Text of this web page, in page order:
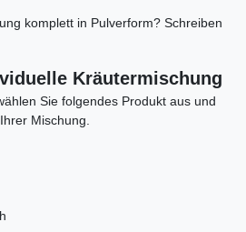
komplett in Pulverform? Schreiben
Kräutermischung
Sie folgendes Produkt aus und
Mischung.